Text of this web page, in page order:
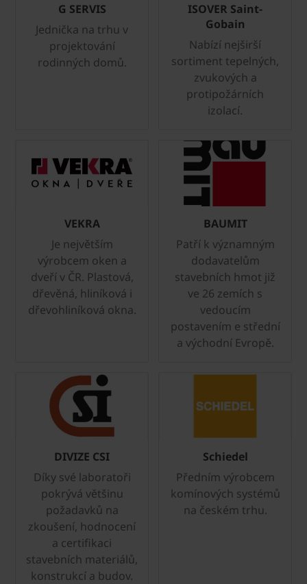
G SERVIS
Jednička na trhu v
projektování
rodinných domů.
ISOVER Saint-
Gobain
Nabízí nejširší
sortiment tepelných,
zvukových a
protipožárních
izolací.
VEKRA
Je největším
výrobcem oken a
dveří v ČR. Plastová,
dřevěná, hliníková i
dřevohliníková okna.
BAUMIT
Patří k významným
dodavatelům
stavebních hmot již
ve 26 zemích s
vedoucím
postavením e střední
a východní Evropě.
DIVIZE CSI
Díky své laboratoři
pokrývá většinu
požadavků na
zkoušení, hodnocení
a certifikaci
stavebních materiálů,
konstrukcí a budov.
Schiedel
Předním výrobcem
komínových systémů
na českém trhu.